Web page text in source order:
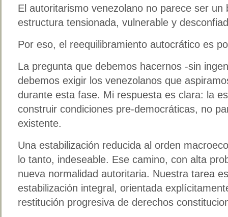
El autoritarismo venezolano no parece ser
estructura tensionada, vulnerable y
Por eso, el reequilibramiento autocrático es
La pregunta que debemos hacernos -sin
debemos exigir los venezolanos que
durante esta fase. Mi respuesta es clara: la
construir condiciones pre-democráticas, no
existente.
Una estabilización reducida al orden
lo tanto, indeseable. Ese camino, con alta
nueva normalidad autoritaria. Nuestra tarea
estabilización integral, orientada
restitución progresiva de derechos